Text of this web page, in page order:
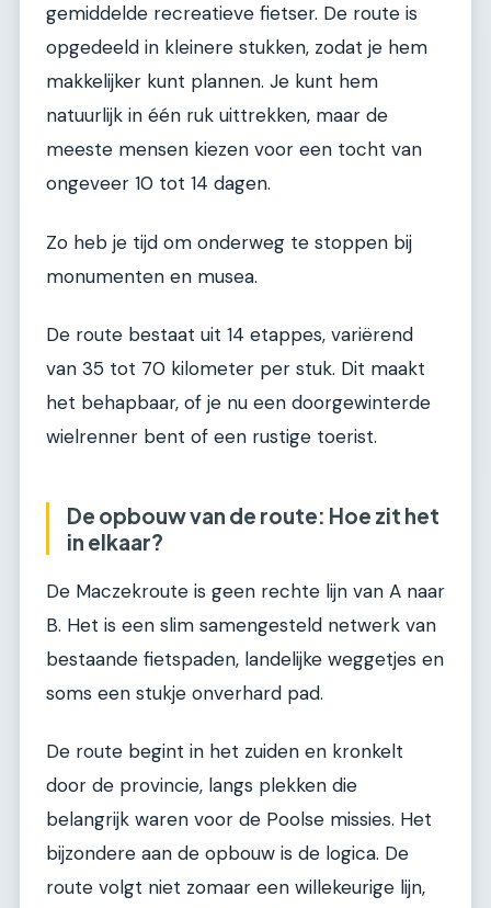
gemiddelde recreatieve fietser. De route is
opgedeeld in kleinere stukken, zodat je hem
makkelijker kunt plannen. Je kunt hem
natuurlijk in één ruk uittrekken, maar de
meeste mensen kiezen voor een tocht van
ongeveer 10 tot 14 dagen.
Zo heb je tijd om onderweg te stoppen bij
monumenten en musea.
De route bestaat uit 14 etappes, variërend
van 35 tot 70 kilometer per stuk. Dit maakt
het behapbaar, of je nu een doorgewinterde
wielrenner bent of een rustige toerist.
De opbouw van de route: Hoe zit het
in elkaar?
De Maczekroute is geen rechte lijn van A naar
B. Het is een slim samengesteld netwerk van
bestaande fietspaden, landelijke weggetjes en
soms een stukje onverhard pad.
De route begint in het zuiden en kronkelt
door de provincie, langs plekken die
belangrijk waren voor de Poolse missies. Het
bijzondere aan de opbouw is de logica. De
route volgt niet zomaar een willekeurige lijn,